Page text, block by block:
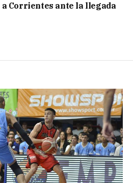
Corrientes ante la llegada